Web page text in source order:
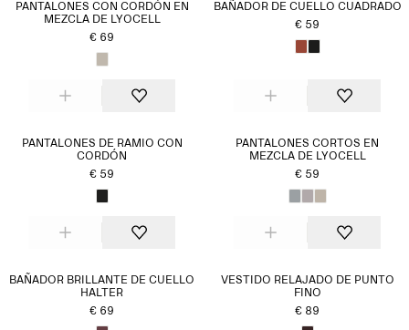
PANTALONES CON CORDÓN EN
MEZCLA DE LYOCELL
€ 69
BAÑADOR DE CUELLO CUADRADO
€ 59
PANTALONES DE RAMIO CON
CORDÓN
€ 59
PANTALONES CORTOS EN
MEZCLA DE LYOCELL
€ 59
BAÑADOR BRILLANTE DE CUELLO
HALTER
€ 69
VESTIDO RELAJADO DE PUNTO
FINO
€ 89